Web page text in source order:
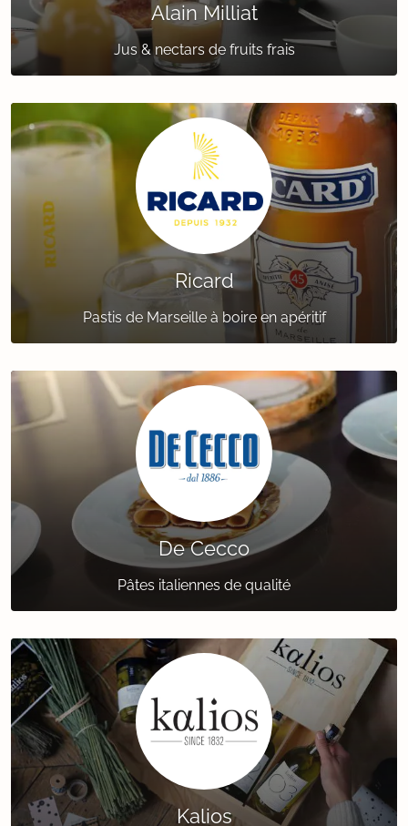
Alain Milliat
Jus & nectars de fruits frais
Ricard
Pastis de Marseille à boire en apéritif
De Cecco
Pâtes italiennes de qualité
Kalios